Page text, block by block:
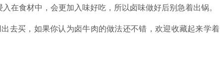
在食材中，会更加入味好吃，所以卤味做好后别急着出锅。
去买，如果你认为卤牛肉的做法还不错，欢迎收藏起来学着